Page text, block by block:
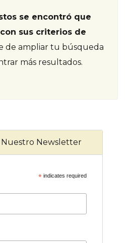
se encontró que
sus criterios de
de ampliar tu búsqueda
más resultados.
Nuestro Newsletter
*indicates required